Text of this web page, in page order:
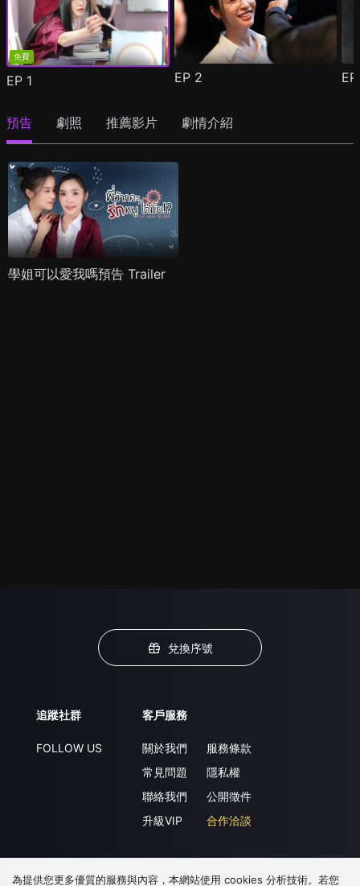
免費
EP 1 EP 2
預告 劇照 推薦影片 劇情介紹
學姐可以愛我嗎預告 Trailer
兌換序號
追蹤社群
FOLLOW US
客戶服務
關於我們
常見問題
聯絡我們
升級VIP
服務條款
隱私權
公開徵件
合作洽談
下載 APP
為提供您更多優質的服務與內容，本網站使用 cookies 分析技術。若您